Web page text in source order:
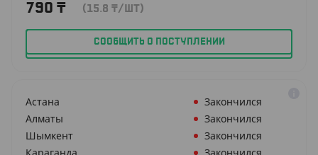
790 ₸ (15.8 ₸/ШТ)
СООБЩИТЬ О ПОСТУПЛЕНИИ
Астана
Закончился
Алматы
Закончился
Шымкент
Закончился